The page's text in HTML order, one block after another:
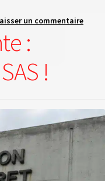
un commentaire
:
!